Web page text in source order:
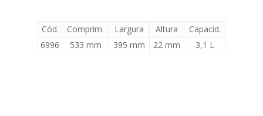
Cód. Comprim. Largura Altura
Capacid.
6996
533 mm 395 mm 22 mm 3,1 L